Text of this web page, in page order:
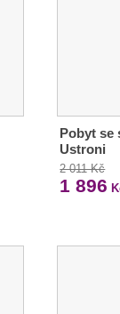
Pobyt se
Ustroni
2 011 Kč
1 896